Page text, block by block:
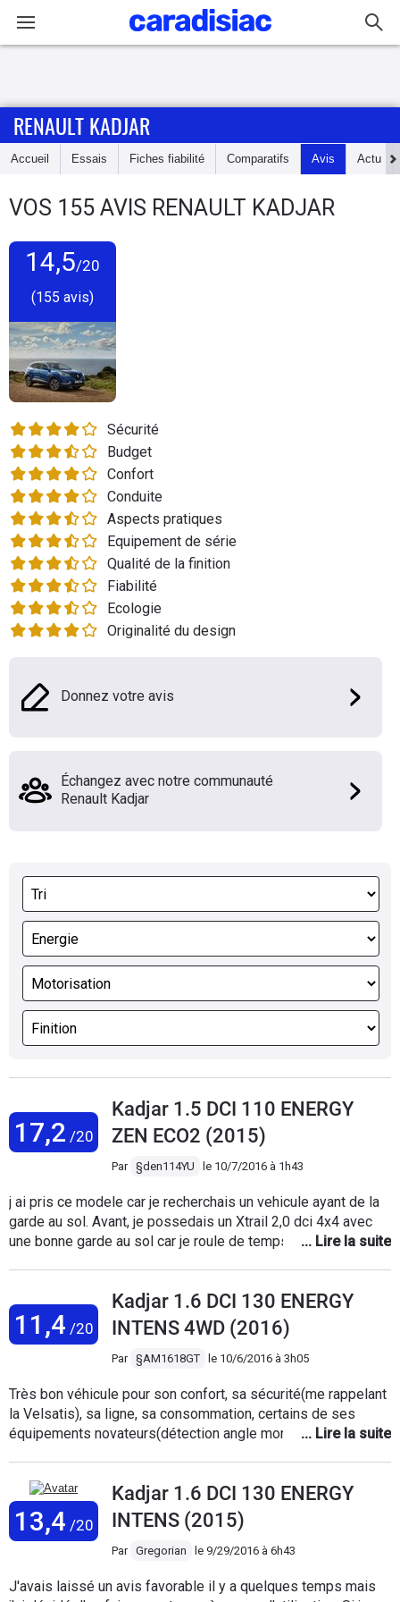
Accueil
Essais
Guide
Electriques
Utilitaires
Flottes
Auto
Services
Forum
Moto
Marques
RENAULT KADJAR
Accueil Essais Fiches fiabilité Comparatifs Avis Actu
VOS 155 AVIS RENAULT KADJAR
14,5/20
(155 avis)
Sécurité
Budget
Confort
Conduite
Aspects pratiques
Equipement de série
Qualité de la finition
Fiabilité
Ecologie
Originalité du design
Donnez votre avis
Échangez avec notre communauté
Renault Kadjar
17,2 /20
Kadjar 1.5 DCI 110 ENERGY
ZEN ECO2 (2015)
Par §den114YU le 10/7/2016 à 1h43
j ai pris ce modele car je recherchais un vehicule ayant de la
garde au sol. Avant, je possedais un Xtrail 2,0 dci 4x4 avec
une bonne garde au sol car je roule de temps en temps sur
aux 100 kms. l ete clim a fond et vehicule en charge avec un
bon 150 km/h compteur j ai fait du 6,5 L de conso moyenne
sur 1000 km. c est vrai que ce n est pas une bete de guerre,
mais c est amplement suffisant. ca tient bien la route, et
malgre les pneus routes et l absence de 4 roues motrices.
11,4 /20
Kadjar 1.6 DCI 130 ENERGY
INTENS 4WD (2016)
Par §AM1618GT le 10/6/2016 à 3h05
Très bon véhicule pour son confort, sa sécurité(me rappelant
la Velsatis), sa ligne, sa consommation, certains de ses
équipements novateurs(détection angle mort, R-LINK2 facile
panneaux de signalisation". Cet équipement fonctionne de
manière incohérente: il affiche 50Km/h pendant 1mn même si
vous êtes sur autoroute(reconnaissance du panneau en
bretelle d'entrée); ne lit pas les entrées et sorties
de villages avec un affichage à 70Km/h(dernier panneau lu);
13,4 /20
Kadjar 1.6 DCI 130 ENERGY
INTENS (2015)
Par Gregorian le 9/29/2016 à 6h43
J'avais laissé un avis favorable il y a quelques temps mais